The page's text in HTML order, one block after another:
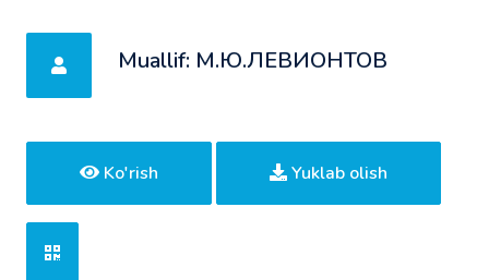
Muallif: М.Ю.ЛЕВИОНТОВ
Ko'rish Yuklab olish